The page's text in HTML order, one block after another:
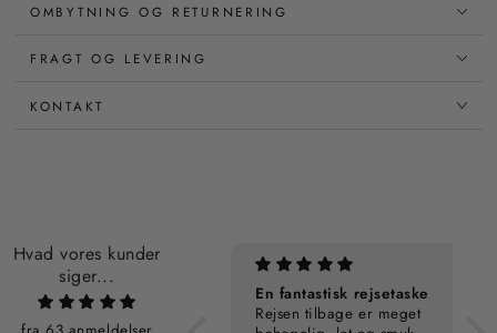
OMBYTNING OG RETURNERING
FRAGT OG LEVERING
KONTAKT
Hvad vores kunder
siger...
Personalisering
En fantastisk rejsetaske
Rejsen tilbage er meget